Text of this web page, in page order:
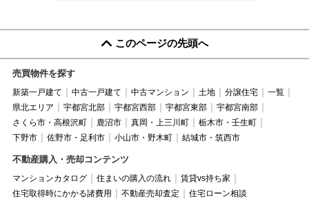
このページの先頭へ
売買物件を探す
新築一戸建て 中古一戸建て 中古マンション 土地 分譲住宅
一覧
県北エリア
宇都宮北部 宇都宮西部 宇都宮東部
宇都宮南部
さくら市・高根沢町
鹿沼市 真岡・上三川町
栃木市・壬生町
下野市
佐野市・足利市 小山市・野木町 結城市・筑西市
不動産購入・売却コンテンツ
マンションカタログ 住まいの購入の流れ
賃貸vs持ち家
住宅取得時にかかる諸費用
不動産売却査定 住宅ローン相談